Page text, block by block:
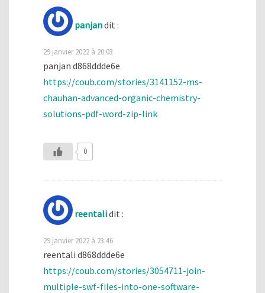
panjandit :
29 janvier 2022 à 20:03
panjan d868ddde6e
https://coub.com/stories/3141152-ms-
chauhan-advanced-organic-chemistry-
solutions-pdf-word-zip-link
0
reentalidit :
29 janvier 2022 à 23:46
reentali d868ddde6e
https://coub.com/stories/3054711-join-
multiple-swf-files-into-one-software-